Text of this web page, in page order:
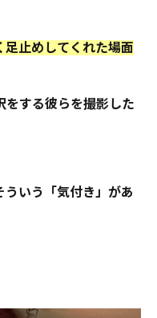
足止めしてくれた場面
をする彼らを撮影した
いう「気付き」があ